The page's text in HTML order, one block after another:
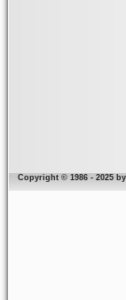
Copyright © 1986 - 2025